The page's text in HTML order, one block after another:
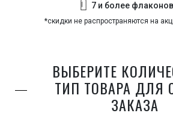
7 и более
*скидки не распространяются на
ВЫБЕРИТЕ
ТИП ТОВАРА ДЛЯ
ЗАКАЗА